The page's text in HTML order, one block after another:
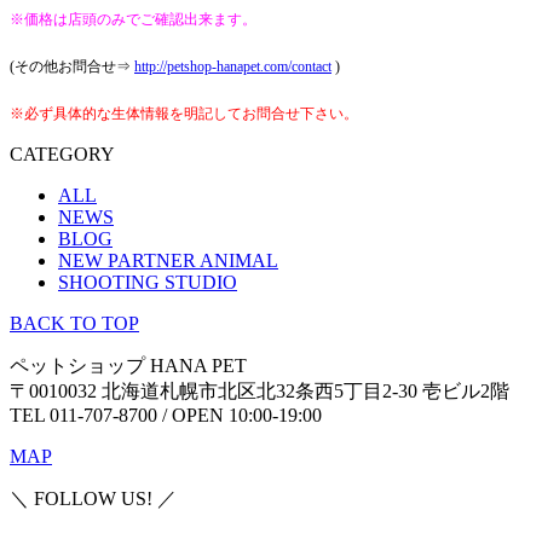
※価格は店頭のみでご確認出来ます。
(その他お問合せ⇒ http://petshop-hanapet.com/contact )
※必ず具体的な生体情報を明記してお問合せ下さい。
CATEGORY
ALL
NEWS
BLOG
NEW PARTNER ANIMAL
SHOOTING STUDIO
BACK TO TOP
ペットショップ HANA PET
〒0010032 北海道札幌市北区北32条西5丁目2-30 壱ビル2階
TEL 011-707-8700 / OPEN 10:00-19:00
MAP
＼ FOLLOW US! ／